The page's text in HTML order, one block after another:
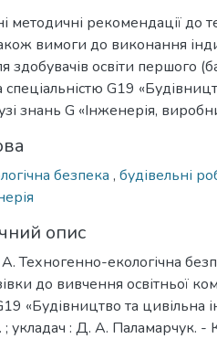
методичні рекомендації до
вимоги до виконання
здобувачів освіти першого
спеціальністю G19
знань G «Інженерія,
безпека , будівельні
опис
Техногенно-екологічна
до вивчення освітньої
«Будівництво та цивільна
; укладач : Д. А. Паламарчук.